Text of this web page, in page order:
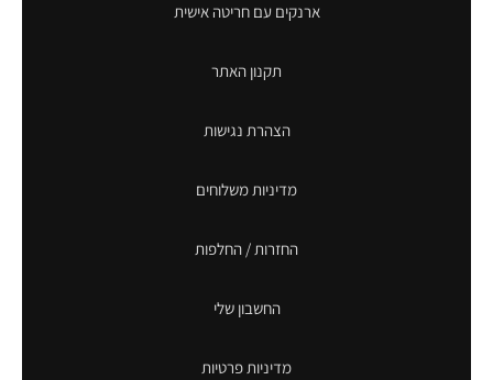
ארנקים עם חריטה אישית
תקנון האתר
הצהרת נגישות
מדיניות משלוחים
החזרות / החלפות
החשבון שלי
מדיניות פרטיות